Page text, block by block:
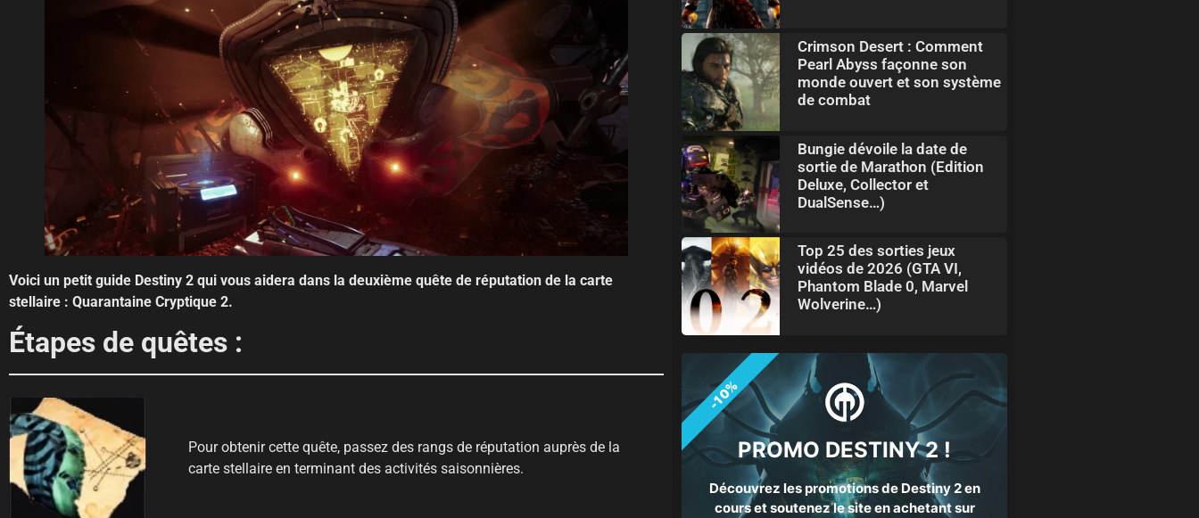
Voici un petit guide Destiny 2 qui vous aidera dans la deuxième quête de réputation de la carte
stellaire : Quarantaine Cryptique 2.
Étapes de quêtes :
Pour obtenir cette quête, passez des rangs de réputation auprès de la
carte stellaire en terminant des activités saisonnières.
Crimson Desert : Comment
Pearl Abyss façonne son
monde ouvert et son système
de combat
Bungie dévoile la date de
sortie de Marathon (Edition
Deluxe, Collector et
DualSense…)
Top 25 des sorties jeux
vidéos de 2026 (GTA VI,
Phantom Blade 0, Marvel
Wolverine…)
PROMO DESTINY 2 !
Découvrez les promotions de Destiny 2 en
cours et soutenez le site en achetant sur
-10%